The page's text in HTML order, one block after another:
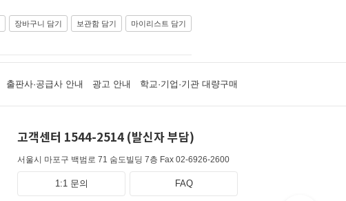
장바구니 담기 보관함 담기 마이리스트 담기
출판사·공급사 안내 광고 안내 학교·기업·기관 대량구매
고객센터 1544-2514 (발신자 부담)
서울시 마포구 백범로 71 숨도빌딩 7층 Fax 02-6926-2600
1:1 문의 FAQ